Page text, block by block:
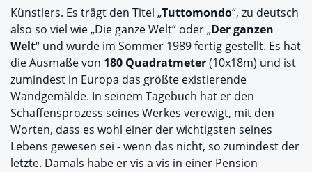
Künstlers. Es trägt den Titel „Tuttomondo“, zu deutsch
also so viel wie „Die ganze Welt“ oder „Der ganzen
Welt“ und wurde im Sommer 1989 fertig gestellt. Es hat
die Ausmaße von 180 Quadratmeter(10x18m) und ist
zumindest in Europa das größte existierende
Wandgemälde. In seinem Tagebuch hat er den
Schaffensprozess seines Werkes verewigt, mit den
Worten, dass es wohl einer der wichtigsten seines
Lebens gewesen sei - wenn das nicht, so zumindest der
letzte. Damals habe er vis a vis in einer Pension